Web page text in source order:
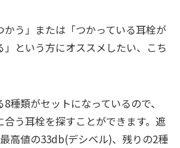
かう」または「つかっている耳栓が
」という方にオススメしたい、こち
種類がセットになっているので、
合う耳栓を探すことができます。遮
高値の33db(デシベル)、残りの2種